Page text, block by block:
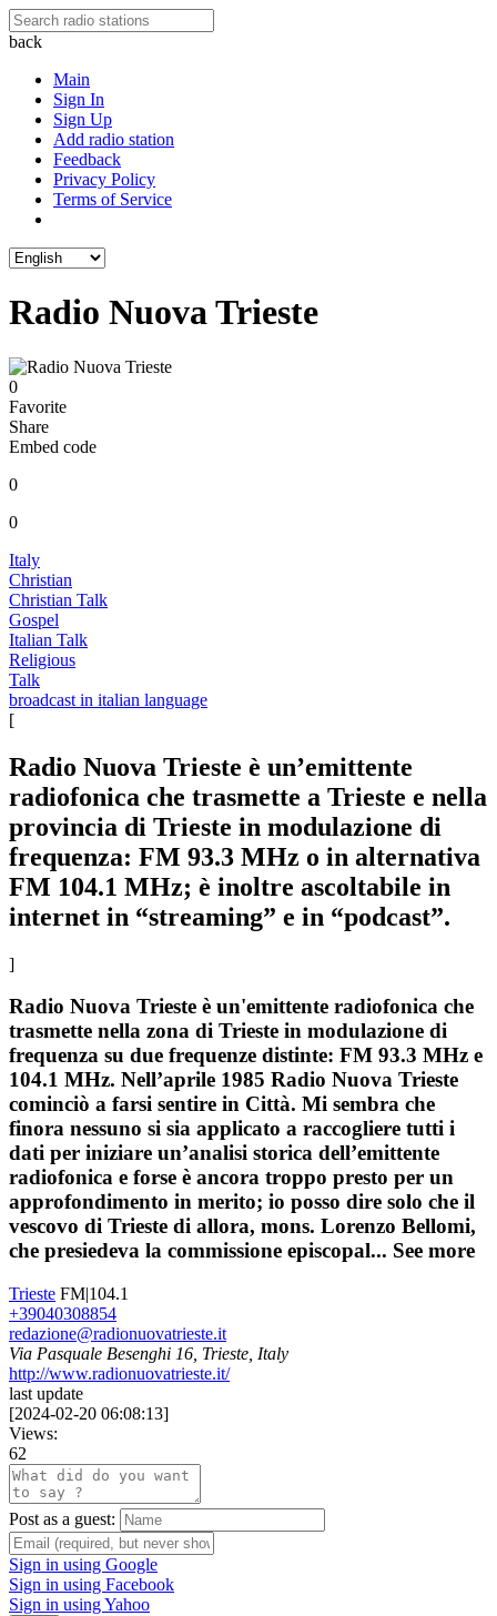
back
Main
Sign In
Sign Up
Add radio station
Feedback
Privacy Policy
Terms of Service
Radio Nuova Trieste
0
Favorite
Share
Embed code
0
0
Italy
Christian
Christian Talk
Gospel
Italian Talk
Religious
Talk
broadcast in italian language
[
Radio Nuova Trieste è un’emittente
radiofonica che trasmette a Trieste e nella
provincia di Trieste in modulazione di
frequenza: FM 93.3 MHz o in alternativa
FM 104.1 MHz; è inoltre ascoltabile in
internet in “streaming” e in “podcast”.
]
Radio Nuova Trieste è un'emittente radiofonica che
trasmette nella zona di Trieste in modulazione di
frequenza su due frequenze distinte: FM 93.3 MHz e
104.1 MHz. Nell’aprile 1985 Radio Nuova Trieste
cominciò a farsi sentire in Città. Mi sembra che
finora nessuno si sia applicato a raccogliere tutti i
dati per iniziare un’analisi storica dell’emittente
radiofonica e forse è ancora troppo presto per un
approfondimento in merito; io posso dire solo che il
vescovo di Trieste di allora, mons. Lorenzo Bellomi,
che presiedeva la commissione episcopal... See more
Trieste FM|104.1
+39040308854
redazione@radionuovatrieste.it
Via Pasquale Besenghi 16, Trieste, Italy
http://www.radionuovatrieste.it/
last update
[2024-02-20 06:08:13]
Views:
62
Post as a guest:
Sign in using Google
Sign in using Facebook
Sign in using Yahoo